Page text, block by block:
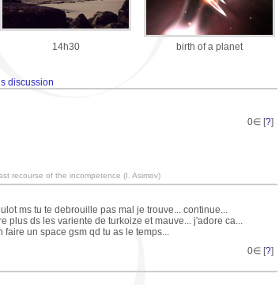
14h30 birth of a planet
discussion
0∈ [?]
recourse of the incompetence (I. Asimov)
ms tu te debrouille pas mal je trouve... continue...
plus ds les variente de turkoize et mauve... j'adore ca...
faire un space gsm qd tu as le temps...
0∈ [?]